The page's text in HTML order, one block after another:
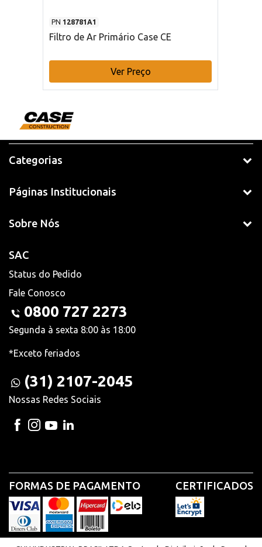
PN 128781A1
Filtro de Ar Primário Case CE
Ver Preço
Categorias
Páginas Institucionais
Sobre Nós
SAC
Status do Pedido
Fale Conosco
0800 727 2273
Segunda à sexta 8:00 às 18:00
*Exceto feriados
(31) 2107-2045
Nossas Redes Sociais
FORMAS DE PAGAMENTO CERTIFICADOS